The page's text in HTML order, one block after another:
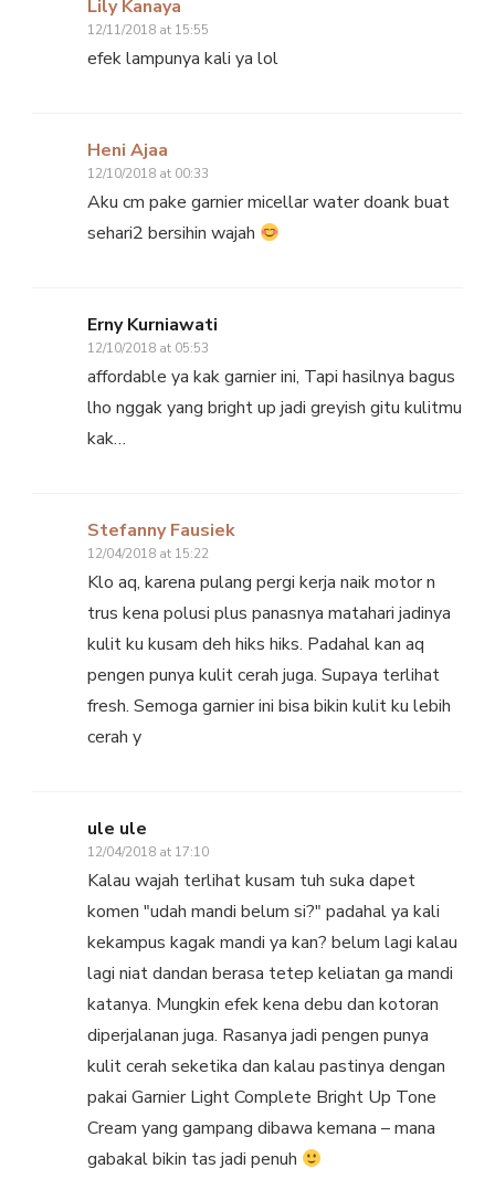
Lily Kanaya
12/11/2018 at 15:55
efek lampunya kali ya lol
Heni Ajaa
12/10/2018 at 00:33
Aku cm pake garnier micellar water doank buat
sehari2 bersihin wajah
Erny Kurniawati
12/10/2018 at 05:53
affordable ya kak garnier ini, Tapi hasilnya bagus
lho nggak yang bright up jadi greyish gitu kulitmu
kak…
Stefanny Fausiek
12/04/2018 at 15:22
Klo aq, karena pulang pergi kerja naik motor n
trus kena polusi plus panasnya matahari jadinya
kulit ku kusam deh hiks hiks. Padahal kan aq
pengen punya kulit cerah juga. Supaya terlihat
fresh. Semoga garnier ini bisa bikin kulit ku lebih
cerah y
ule ule
12/04/2018 at 17:10
Kalau wajah terlihat kusam tuh suka dapet
komen "udah mandi belum si?" padahal ya kali
kekampus kagak mandi ya kan? belum lagi kalau
lagi niat dandan berasa tetep keliatan ga mandi
katanya. Mungkin efek kena debu dan kotoran
diperjalanan juga. Rasanya jadi pengen punya
kulit cerah seketika dan kalau pastinya dengan
pakai Garnier Light Complete Bright Up Tone
Cream yang gampang dibawa kemana – mana
gabakal bikin tas jadi penuh